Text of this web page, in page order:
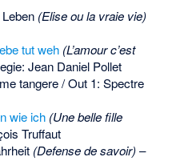
(Elise ou la vraie vie)
tut weh (L’amour c’est
Jean Daniel Pollet
tangere/Out 1: Spectre
wie ich (Une belle fille
Truffaut
(Defense de savoir)–